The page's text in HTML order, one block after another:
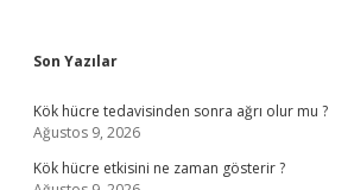
Sidebar
Son Yazılar
Kök hücre tedavisinden sonra ağrı olur mu ?
Ağustos 9, 2026
Kök hücre etkisini ne zaman gösterir ?